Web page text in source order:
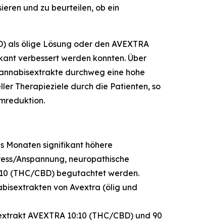
und zu beurteilen, ob ein
als ölige Lösung oder den AVEXTRA
verbessert werden konnten. Über
durchweg eine hohe
Therapieziele durch die Patienten, so
Monaten signifikant höhere
Anspannung, neuropathische
(THC/CBD) begutachtet werden.
von Avextra (ölig und
AVEXTRA 10:10 (THC/CBD) und 90